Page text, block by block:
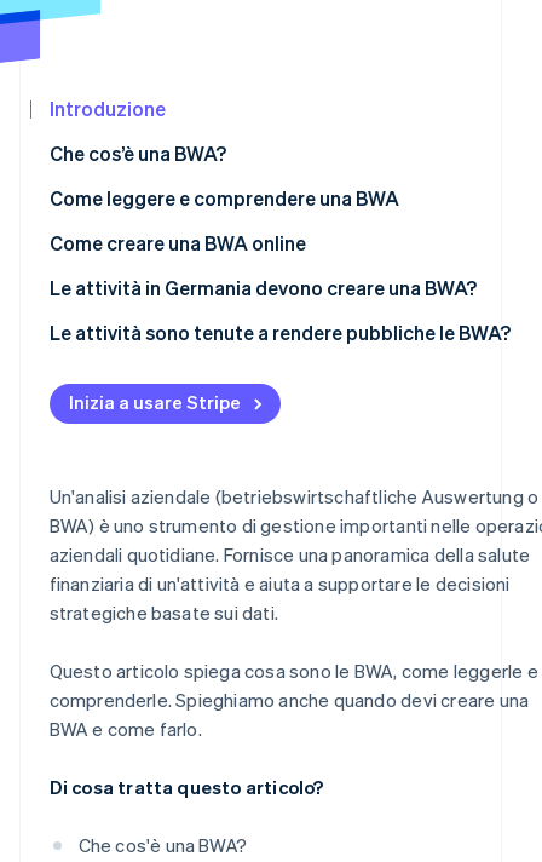
Scopri cosa ti aspetta
Atlas
Rimozione del carbonio
Verifica online dell'identità
Stripe Sessions 2026
Scopri come Stripe sta costruendo l'infrastruttura
Marketplace
Introduzione
Che cos’è una BWA?
Come leggere e comprendere una BWA
Dai ricavi totali all’utile lordo
Dall’utile lordo al risultato operativo
Dal risultato operativo al risultato preliminare
Come creare una BWA online
Le attività in Germania devono creare una BWA?
Le attività sono tenute a rendere pubbliche le BWA?
Inizia a usare Stripe
Un'analisi aziendale (betriebswirtschaftliche Auswertung o
BWA) è uno strumento di gestione importanti nelle
aziendali quotidiane. Fornisce una panoramica della salute
finanziaria di un'attività e aiuta a supportare le decisioni
strategiche basate sui dati.
Questo articolo spiega cosa sono le BWA, come leggerle e
comprenderle. Spieghiamo anche quando devi creare una
BWA e come farlo.
Di cosa tratta questo articolo?
Che cos'è una BWA?